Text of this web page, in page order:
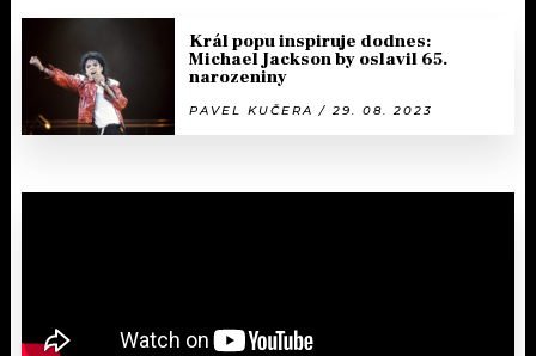
Král popu inspiruje dodnes:
Michael Jackson by oslavil 65.
narozeniny
PAVEL KUČERA / 29. 08. 2023